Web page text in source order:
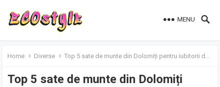
MENU
Home Diverse Top 5 sate de munte din Dolomiți pentru iubitorii de natură
Top 5 sate de munte din Dolomiți